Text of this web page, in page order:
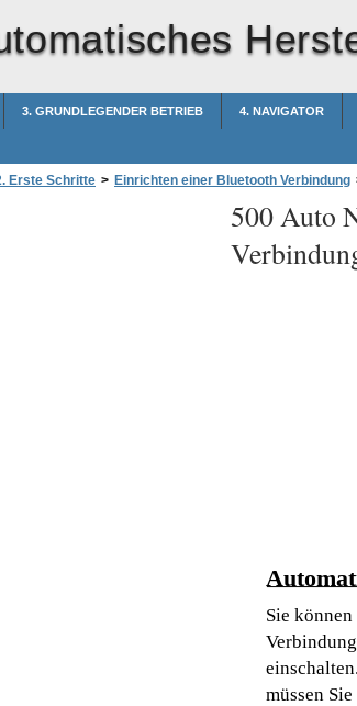
3. GRUNDLEGENDER BETRIEB 4. NAVIGATOR
Erste Schritte > Einrichten einer Bluetooth Verbindung
500 Auto
Sie
müssen